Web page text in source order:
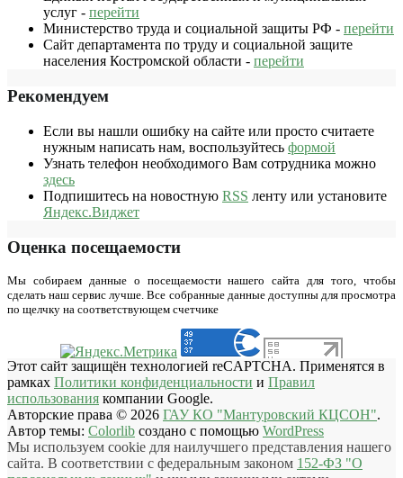
услуг - перейти
Министерство труда и социальной защиты РФ - перейти
Сайт департамента по труду и социальной защите
населения Костромской области - перейти
Рекомендуем
Если вы нашли ошибку на сайте или просто считаете
нужным написать нам, воспользуйтесь формой
Узнать телефон необходимого Вам сотрудника можно
здесь
Подпишитесь на новостную RSS ленту или установите
Яндекс.Виджет
Оценка посещаемости
Мы собираем данные о посещаемости нашего сайта для того, чтобы
сделать наш сервис лучше. Все собранные данные доступны для просмотра
по щелчку на соответствующем счетчике
Этот сайт защищён технологией reCAPTCHA. Применятся в
рамках Политики конфиденциальности и Правил
использования компании Google.
Авторские права © 2026 ГАУ КО "Мантуровский КЦСОН".
Автор темы: Colorlib создано с помощью WordPress
Мы используем cookie для наилучшего представления нашего
сайта. В соответствии с федеральным законом 152-ФЗ "О